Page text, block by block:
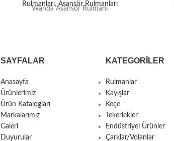
Rulmanları,Asansör Rulmanları
Wanda Asansör Rulmanı
SAYFALAR
Anasayfa
Ürünlerimiz
Ürün Katalogları
Markalarımız
Galeri
Duyurular
KATEGORILER
Rulmanlar
Kayışlar
Keçe
Tekerlekler
Endüstriyel Ürünler
Çarklar/Volanlar